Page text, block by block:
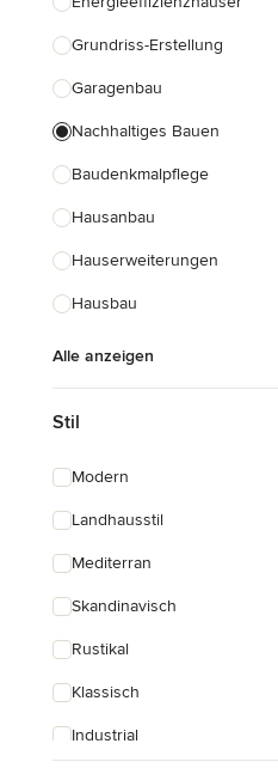
Grundriss-Erstellung
Garagenbau
Nachhaltiges Bauen
Baudenkmalpflege
Hausanbau
Hauserweiterungen
Hausbau
Alle anzeigen
Stil
Modern
Landhausstil
Mediterran
Skandinavisch
Rustikal
Klassisch
Industrial